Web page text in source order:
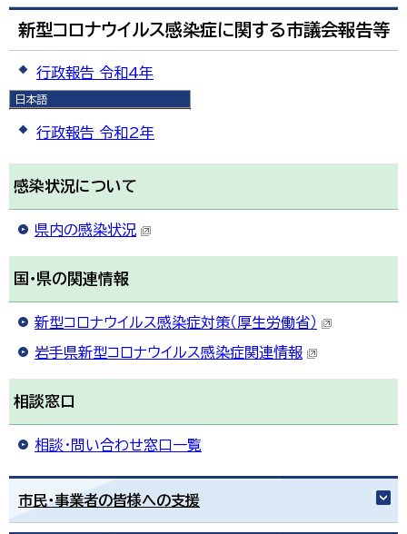
日本語
English
繁體中文
新型コロナウイルス感染症に関する市議会報告等
行政報告 令和4年
行政報告 令和3年
行政報告 令和2年
感染状況について
県内の感染状況
国・県の関連情報
新型コロナウイルス感染症対策（厚生労働省）
岩手県新型コロナウイルス感染症関連情報
相談窓口
相談・問い合わせ窓口一覧
市民・事業者の皆様への支援